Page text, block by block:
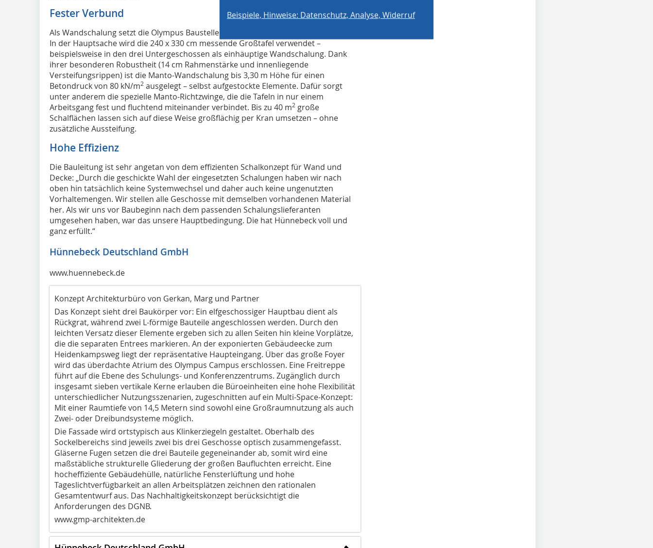
Fester Verbund
Als Wandschalung setzt die Olympus Baustelle die Großrahmenschalung Manto ein.
In der Hauptsache wird die 240 x 330 cm messende Großtafel verwendet –
beispielsweise in den drei Untergeschossen als einhäuptige Wandschalung. Dank
ihrer besonderen Robustheit (14 cm Rahmenstärke und innenliegende
Versteifungsrippen) ist die Manto-Wandschalung bis 3,30 m Höhe für einen
Betondruck von 80 kN/m2 ausgelegt – selbst aufgestockte Elemente. Dafür sorgt
unter anderem die spezielle Manto-Richtzwinge, die die Tafeln in nur einem
Arbeitsgang fest und fluchtend miteinander verbindet. Bis zu 40 m2 große
Schalflächen lassen sich auf diese Weise großflächig per Kran umsetzen – ohne
zusätzliche Aussteifung.
Hohe Effizienz
Die Bauleitung ist sehr angetan von dem effizienten Schalkonzept für Wand und
Decke: „Durch die geschickte Wahl der eingesetzten Schalungen haben wir nach
oben hin tatsächlich keine Systemwechsel und daher auch keine ungenutzten
Vorhaltemengen. Wir stellen alle Geschosse mit demselben vorhandenen Material
her. Als wir uns vor Baubeginn nach dem passenden Schalungslieferanten
umgesehen haben, war das unsere Hauptbedingung. Die hat Hünnebeck voll und
ganz erfüllt.“
Hünnebeck Deutschland GmbH
www.huennebeck.de
Konzept Architekturbüro von Gerkan, Marg und Partner
Das Konzept sieht drei Baukörper vor: Ein elfgeschossiger Hauptbau dient als
Rückgrat, während zwei L-förmige Bauteile angeschlossen werden. Durch den
leichten Versatz dieser Elemente ergeben sich zu allen Seiten hin kleine Vorplätze,
die die separaten Entrees markieren. An der exponierten Gebäudeecke zum
Heidenkampsweg liegt der repräsentative Haupteingang. Über das große Foyer
wird das überdachte Atrium des Olympus Campus erschlossen. Eine Freitreppe
führt auf die Ebene des Schulungs- und Konferenzzentrums. Zugänglich durch
insgesamt sieben vertikale Kerne erlauben die Büroeinheiten eine hohe Flexibilität
unterschiedlicher Nutzungsszenarien, zugeschnitten auf ein Multi-Space-Konzept:
Mit einer Raumtiefe von 14,5 Metern sind sowohl eine Großraumnutzung als auch
Zwei- oder Dreibundsysteme möglich.
Die Fassade wird ortstypisch aus Klinkerziegeln gestaltet. Oberhalb des
Sockelbereichs sind jeweils zwei bis drei Geschosse optisch zusammengefasst.
Gläserne Fugen setzen die drei Bauteile gegeneinander ab, somit wird eine
maßstäbliche strukturelle Gliederung der großen Baufluchten erreicht. Eine
hocheffiziente Gebäudehülle, natürliche Fensterlüftung und hohe
Tageslichtverfügbarkeit an allen Arbeitsplätzen zeichnen den rationalen
Gesamtentwurf aus. Das Nachhaltigkeitskonzept berücksichtigt die
Anforderungen des DGNB.
www.gmp-architekten.de
Beispiele, Hinweise: Datenschutz, Analyse, Widerruf